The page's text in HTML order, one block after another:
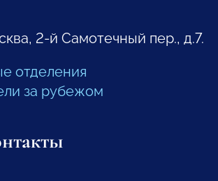
2-й Самотечный пер., д.7.
отделения
за рубежом